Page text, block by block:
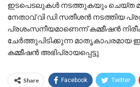
ഇടപെടലുകള്‍ നടത്തുകയും ചെയ്ത
നേതാവ് വി ഡി സതീശന്‍ നടത്തിയ
പ്രശംസനീയമാണെന്ന് കമ്മീഷന്‍
ചേര്‍ത്തുപിടിക്കുന്ന മാതൃകാപരമായ
കമ്മീഷന്‍ അഭിപ്രായപ്പെട്ടു
Share Facebook Twitter